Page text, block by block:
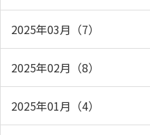
2025年03月（7）
2025年02月（8）
2025年01月（4）